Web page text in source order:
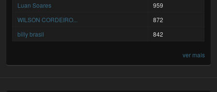
Luan Soares
959
WILSON CORDEIRO...
872
billy brasil
842
ver mais